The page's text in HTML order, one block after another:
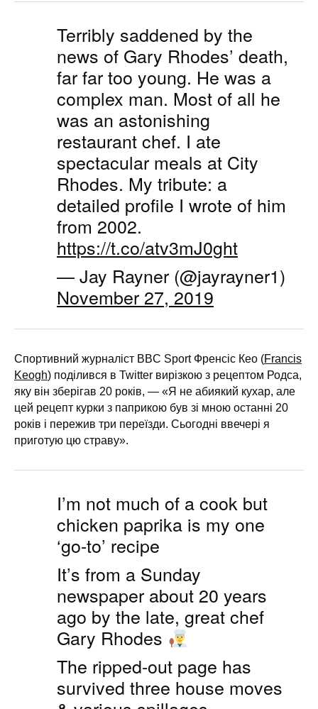
Terribly saddened by the
news of Gary Rhodes’ death,
far far too young. He was a
complex man. Most of all he
was an astonishing
restaurant chef. I ate
spectacular meals at City
Rhodes. My tribute: a
detailed profile I wrote of him
from 2002.
https://t.co/atv3mJ0ght
— Jay Rayner (@jayrayner1)
November 27, 2019
Спортивний журналіст BBC Sport Френсіс Кео (Francis
Keogh) поділився в Twitter вирізкою з рецептом Родса,
яку він зберігав 20 років, — «Я не абиякий кухар, але
цей рецепт курки з паприкою був зі мною останні 20
років і пережив три переїзди. Сьогодні ввечері я
приготую цю страву».
I’m not much of a cook but
chicken paprika is my one
‘go-to’ recipe
It’s from a Sunday
newspaper about 20 years
ago by the late, great chef
Gary Rhodes
The ripped-out page has
survived three house moves